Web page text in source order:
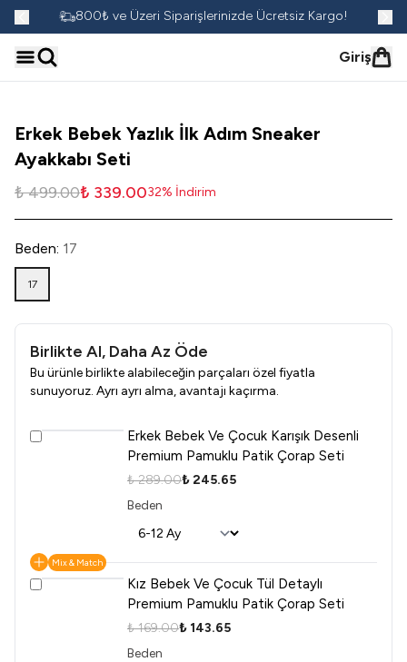
800₺ ve Üzeri Siparişlerinizde Ücretsiz Kargo!
Giriş
Erkek Bebek Yazlık İlk Adım Sneaker
Ayakkabı Seti
₺ 499.00₺ 339.0032% İndirim
Beden: 17
17
Birlikte Al, Daha Az Öde
Bu ürünle birlikte alabileceğin parçaları özel fiyatla
sunuyoruz. Ayrı ayrı alma, avantajı kaçırma.
Erkek Bebek Ve Çocuk Karışık Desenli
Premium Pamuklu Patik Çorap Seti
₺ 289.00₺ 245.65
Beden
Mix & Match
Kız Bebek Ve Çocuk Tül Detaylı
Premium Pamuklu Patik Çorap Seti
₺ 169.00₺ 143.65
Beden